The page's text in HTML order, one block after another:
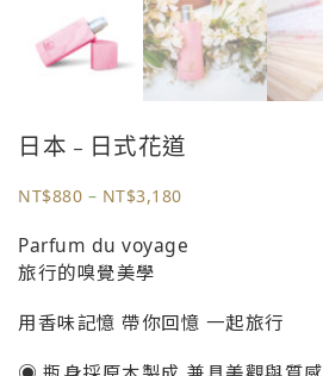
日本 – 日式花道
NT$880 – NT$3,180
Parfum du voyage
旅行的嗅覺美學
用香味記憶 帶你回憶 一起旅行